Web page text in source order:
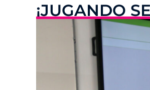
¡JUGANDO